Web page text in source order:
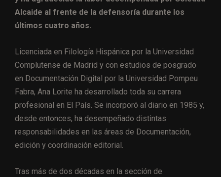
Alcaide al frente de la defensoría durante los
últimos cuatro años.
Licenciada en Filología Hispánica por la Universidad
Complutense de Madrid y con estudios de posgrado
en Documentación Digital por la Universidad Pompeu
Fabra, Ana Lorite ha desarrollado toda su carrera
profesional en El País. Se incorporó al diario en 1985 y,
desde entonces, ha desempeñado distintas
responsabilidades en las áreas de Documentación,
edición y coordinación editorial.
Tras más de dos décadas en la sección de